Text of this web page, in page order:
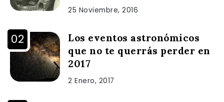
25 Noviembre, 2016
Los eventos astronómicos
que no te querrás perder en
2017
2 Enero, 2017